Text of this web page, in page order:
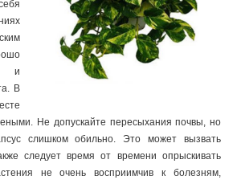
и
В
Не допускайте пересыхания почвы, но
слишком обильно. Это может вызвать
следует время от времени опрыскивать
не очень восприимчив к болезням,